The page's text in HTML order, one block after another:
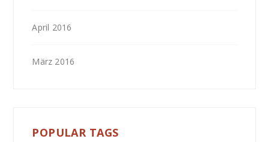
April 2016
März 2016
POPULAR TAGS